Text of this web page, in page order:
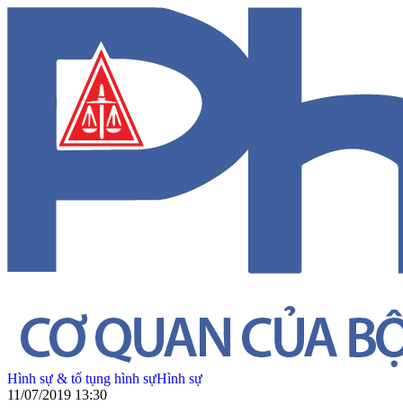
Hình sự & tố tụng hình sựHình sự
11/07/2019 13:30